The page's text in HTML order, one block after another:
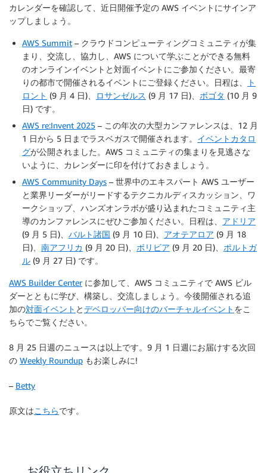
カレンダーを確認して、近日開催予定の AWS イベントにサインア
ップしましょう。
AWS Summit – クラウドコンピューティングコミュニティが集
まり、交流し、協力し、AWS について学ぶことができる無料
のオンラインイベントと対面イベントにご参加ください。最寄
りの都市で開催されるイベントにご登録ください。日程は、
ト
ロント (9 月 4 日)、 ロサンゼルス (9 月 17 日)、 ボゴタ (10 月 9
日) です。
AWS re:Invent 2025 – この年次の大型カンファレンスは、12 月
1 日から 5 日までラスベガスで開催されます。 イベントカタロ
グが公開されました。AWS コミュニティの集まりを見逃さな
いように、カレンダーに印を付けておきましょう。
AWS Community Days – 世界中のエキスパート AWS ユーザー
と業界リーダーがリードするテクニカルディスカッション、ワ
ークショップ、ハンズオンラボが盛り込まれたコミュニティ主
導のカンファレンスにぜひご参加ください。日程は、 アドリア
(9 月 5 日)、 バルト諸国 (9 月 10 日)、 アオテアロア (9 月 18
日)、 南アフリカ (9 月 20 日)、 ボリビア (9 月 20 日)、 ポルトガ
ル (9 月 27 日) です。
AWS Builder Centerに参加して、AWS コミュニティで AWS ビル
ダーとともに学び、構築し、交流しましょう。今後開催される追
加の対面イベント とデベロッパー向けのバーチャルイベント をこ
ちらでご覧ください。
8 月 25 日週のニュースは以上です。9 月 1 日週にお届けする次回
の Weekly Roundup もお楽しみに!
– Betty
原文はこちらです。